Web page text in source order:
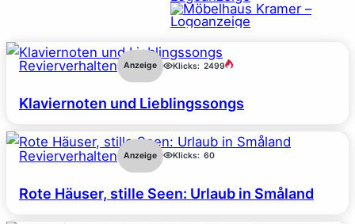
Revierverhalten Anzeige Klicks: 2499
Klaviernoten und Lieblingssongs
Revierverhalten Anzeige Klicks: 60
Rote Häuser, stille Seen: Urlaub in Småland